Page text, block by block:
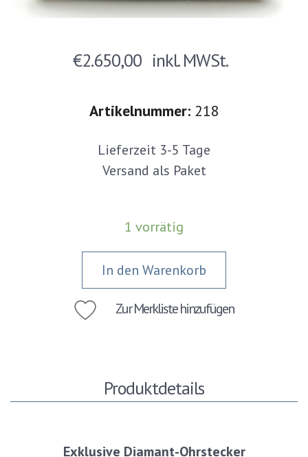
€2.650,00 inkl. MWSt.
Artikelnummer: 218
Lieferzeit 3-5 Tage
Versand als Paket
1 vorrätig
In den Warenkorb
Zur Merkliste hinzufügen
Produktdetails
Exklusive Diamant-Ohrstecker